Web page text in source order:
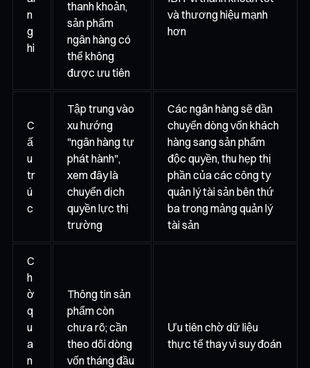
n
g
hi
thanh khoản,
sản phẩm
ngân hàng có
thể không
được ưu tiên
và thương hiệu mạnh
hơn
C
ấ
u
tr
ú
c
Tập trung vào
xu hướng
"ngân hàng tự
phát hành",
xem đây là
chuyển dịch
quyền lực thị
trường
Các ngân hàng sẽ dần
chuyển dòng vốn khách
hàng sang sản phẩm
độc quyền, thu hẹp thị
phần của các công ty
quản lý tài sản bên thứ
ba trong mảng quản lý
tài sản
C
h
ờ
q
u
a
n
Thông tin sản
phẩm còn
chưa rõ; cần
theo dõi dòng
vốn tháng đầu
Ưu tiên chờ dữ liệu
thực tế thay vì suy đoán